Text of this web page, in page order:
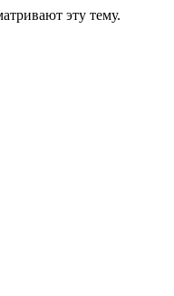
эту тему.